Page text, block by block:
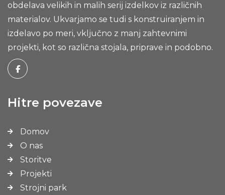
obdelava velikih in malih serij izdelkov iz različnih
materialov. Ukvarjamo se tudi s konstruiranjem in
izdelavo po meri, vključno z manj zahtevnimi
projekti, kot so različna stojala, priprave in podobno.
Hitre povezave
Domov
O nas
Storitve
Projekti
Strojni park